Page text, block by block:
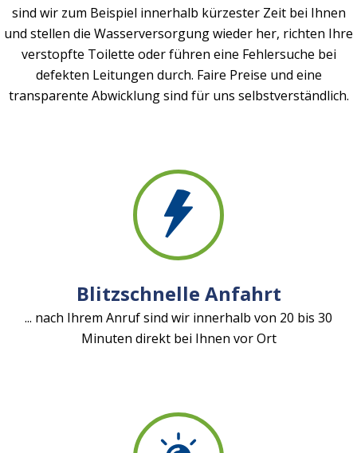
sind wir zum Beispiel innerhalb kürzester Zeit bei Ihnen
und stellen die Wasserversorgung wieder her, richten Ihre
verstopfte Toilette oder führen eine Fehlersuche bei
defekten Leitungen durch. Faire Preise und eine
transparente Abwicklung sind für uns selbstverständlich.
Blitzschnelle Anfahrt
... nach Ihrem Anruf sind wir innerhalb von 20 bis 30
Minuten direkt bei Ihnen vor Ort